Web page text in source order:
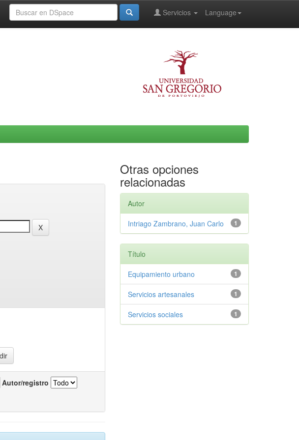
Language
Servicios
Autor/registro
Otras opciones
relacionadas
Autor
1
Intriago Zambrano, Juan Carlo
Título
1
Equipamiento urbano
1
Servicios artesanales
1
Servicios sociales